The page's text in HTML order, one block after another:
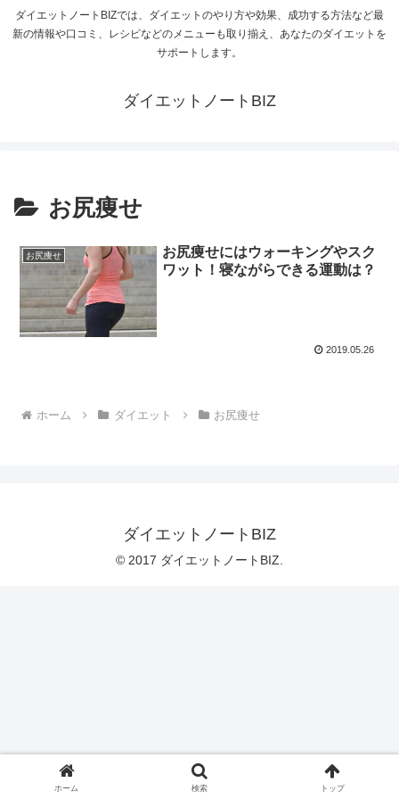
ダイエットノートBIZでは、ダイエットのやり方や効果、成功する方法など最
新の情報や口コミ、レシピなどのメニューも取り揃え、あなたのダイエットを
サポートします。
ダイエットノートBIZ
お尻痩せ
お尻痩せ
お尻痩せにはウォーキングやスク
ワット！寝ながらできる運動は？
2019.05.26
ホーム ダイエット お尻痩せ
ダイエットノートBIZ
© 2017 ダイエットノートBIZ.
ホーム 検索 トップ